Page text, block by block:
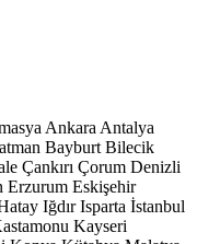
Ankara Antalya
Bayburt Bilecik
Çankırı Çorum Denizli
Erzurum Eskişehir
Iğdır Isparta İstanbul
Kayseri